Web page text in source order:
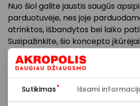
Sutikimas Išsami
Nuo šiol galite jaustis saugūs
parduotuvėje, nes joje
atrinktos, išbandytos bei laiko
Susipažinkite, šio koncepto
Simona, Mindaugas, Patricija,
parduotuvės vertybes
taps vienas malonumas ir
nes Jums nebereikės ieškoti